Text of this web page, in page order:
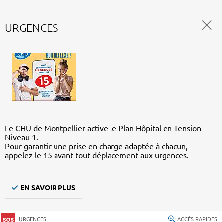
URGENCES
Le CHU de Montpellier active le Plan Hôpital en Tension –
Niveau 1.
Pour garantir une prise en charge adaptée à chacun,
appelez le 15 avant tout déplacement aux urgences.
EN SAVOIR PLUS
URGENCES ACCÈS RAPIDES